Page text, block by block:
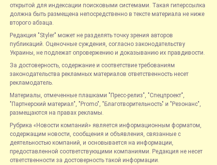
открытой для индексации поисковыми системами. Такая гиперссылка
должна быть размещена непосредственно в тексте материала не ниже
второго абзаца.
Редакция "Styler" может не разделять точку зрения авторов
публикаций. Оценочные суждения, согласно законодательству
Украины, не подлежат опровержению и доказыванию их правдивости.
За достоверность, содержание и соответствие требованиям
законодательства рекламных материалов ответственность несет
рекламодатель.
Материалы, отмеченные плашками "Пресс-релиз", "Спецпроект",
"Партнерский материал", "Promo", "Благотворительность" и "Резонанс",
размещаются на правах рекламы.
Рубрика «Новости компаний» является информационным форматом,
содержащим новости, сообщения и объявления, связанные с
деятельностью компаний, и основывается на информации,
предоставленной соответствующими компаниями. Редакция не несет
ответственности за достоверность такой информации.